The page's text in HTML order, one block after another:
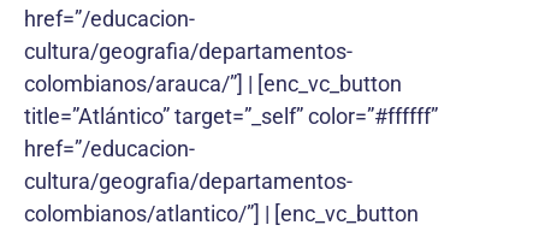
href=”/educacion-
cultura/geografia/departamentos-
colombianos/arauca/”] | [enc_vc_button
title=”Atlántico” target=”_self” color=”#ffffff”
href=”/educacion-
cultura/geografia/departamentos-
colombianos/atlantico/”] | [enc_vc_button